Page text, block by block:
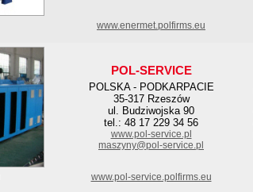
www.enermet.polfirms.eu
POL-SERVICE
POLSKA - PODKARPACIE
35-317 Rzeszów
ul. Budziwojska 90
tel.: 48 17 229 34 56
www.pol-service.pl
maszyny@pol-service.pl
www.pol-service.polfirms.eu